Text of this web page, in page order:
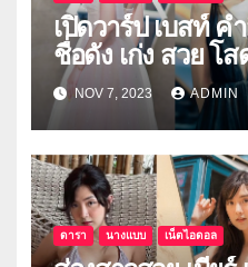
เปิดวาร์ป เบสท์
ชื่อดัง เก่ง สวย โ
NOV 7, 2023 ADMIN
ดารา นางแบบ เน็ตไอดอล